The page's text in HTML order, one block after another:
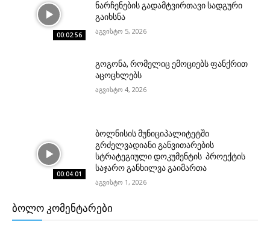
00:02:56
ნარჩენების გადამტვირთავი სადგური
გაიხსნა
აგვისტო 5, 2026
გოგონა, რომელიც ემოციებს ფანქრით
აცოცხლებს
აგვისტო 4, 2026
00:04:01
ბოლნისის მუნიციპალიტეტში
გრძელვადიანი განვითარების
სტრატეგიული დოკუმენტის პროექტის
საჯარო განხილვა გაიმართა
აგვისტო 1, 2026
ᲑᲝᲚᲝ ᲙᲝᲛᲔᲜᲢᲐᲠᲔᲑᲘ